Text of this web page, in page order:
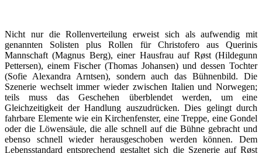
Nicht nur die Rollenverteilung erweist sich als aufwendig mit
genannten Solisten plus Rollen für Christofero aus Querinis
Mannschaft (Magnus Berg), einer Hausfrau auf Røst (Hildegunn
Pettersen), einem Fischer (Thomas Johansen) und dessen Tochter
(Sofie Alexandra Arntsen), sondern auch das Bühnenbild. Die
Szenerie wechselt immer wieder zwischen Italien und Norwegen;
teils muss das Geschehen überblendet werden, um eine
Gleichzeitigkeit der Handlung auszudrücken. Dies gelingt durch
fahrbare Elemente wie ein Kirchenfenster, eine Treppe, eine Gondel
oder die Löwensäule, die alle schnell auf die Bühne gebracht und
ebenso schnell wieder herausgeschoben werden können. Dem
Lebensstandard entsprechend gestaltet sich die Szenerie auf Røst